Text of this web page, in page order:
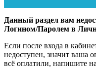
Данный раздел вам
Логином/Паролем в
Если после входа в
недоступен, значит ваша
всё оплатили, напишите